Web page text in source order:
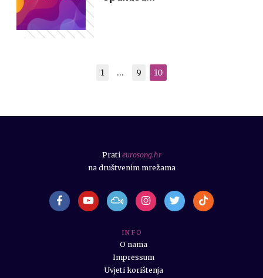
1 … 9 10
I N F O
O nama
Impressum
Uvjeti korištenja
Prati eurosong.hr
na društvenim mrežama